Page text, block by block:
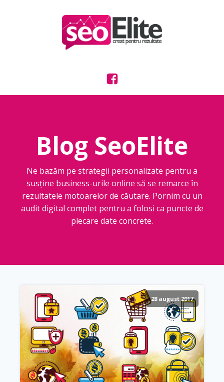
Blog SeoElite
Ne bazăm pe strategii personalizate pentru a
susține business-urile online să se remarce în
rezultatele motoarelor de căutare. Pornim cu un
audit digital complet pentru a folosi ca puncte de
plecare date concrete.
28 august 2017